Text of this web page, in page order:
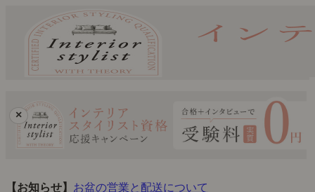
×
【お知らせ】 お盆の営業と配送について